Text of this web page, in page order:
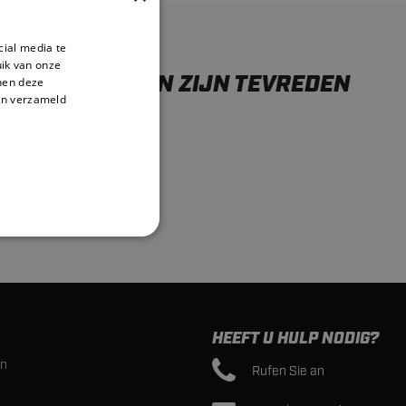
ONZE KLANTEN ZIJN TEVREDEN
HEEFT U HULP NODIG?
Rufen Sie an
media te
van onze
deze
verzameld